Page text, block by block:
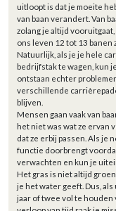
uitloopt is dat je moeite
van baan verandert. Van
zolang je altijd
ons leven 12 tot 13 banen
Natuurlijk, als je je hele
bedrijfstak te wagen, kun
ontstaan echter
verschillende
blijven.
Mensen gaan vaak van
het niet was wat ze ervan
dat ze erbij passen. Als je
functie doorbrengt
verwachten en kun je
Het gras is niet altijd
je het water geeft. Dus,
jaar of twee vol te